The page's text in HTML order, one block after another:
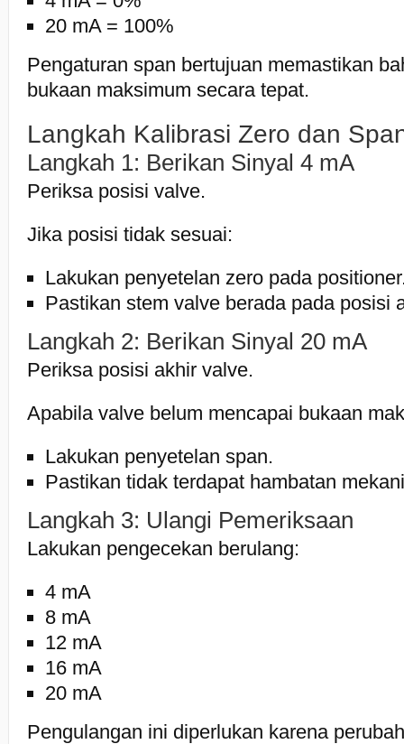
20 mA = 100%
Pengaturan span bertujuan memastikan
bukaan maksimum secara tepat.
Langkah Kalibrasi Zero dan
Langkah 1: Berikan Sinyal 4 mA
Periksa posisi valve.
Jika posisi tidak sesuai:
Lakukan penyetelan zero pada
Pastikan stem valve berada pada posisi
Langkah 2: Berikan Sinyal 20 mA
Periksa posisi akhir valve.
Apabila valve belum mencapai bukaan
Lakukan penyetelan span.
Pastikan tidak terdapat hambatan
Langkah 3: Ulangi Pemeriksaan
Lakukan pengecekan berulang:
4 mA
8 mA
12 mA
16 mA
20 mA
Pengulangan ini diperlukan karena